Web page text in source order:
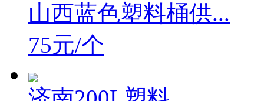
山西蓝色塑料桶供...
75元/个